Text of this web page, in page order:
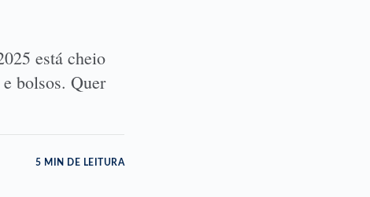
está cheio
bolsos. Quer
5 MIN DE LEITURA